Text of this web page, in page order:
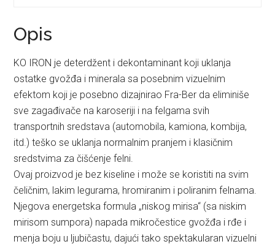
Opis
KO IRON je deterdžent i dekontaminant koji uklanja
ostatke gvožđa i minerala sa posebnim vizuelnim
efektom koji je posebno dizajnirao Fra-Ber da eliminiše
sve zagađivače na karoseriji i na felgama svih
transportnih sredstava (automobila, kamiona, kombija,
itd.) teško se uklanja normalnim pranjem i klasičnim
sredstvima za čišćenje felni.
Ovaj proizvod je bez kiseline i može se koristiti na svim
čeličnim, lakim legurama, hromiranim i poliranim felnama.
Njegova energetska formula „niskog mirisa“ (sa niskim
mirisom sumpora) napada mikročestice gvožđa i rđe i
menja boju u ljubičastu, dajući tako spektakularan vizuelni